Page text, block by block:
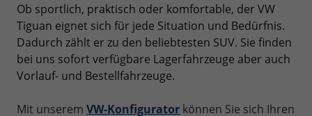
Ob sportlich, praktisch oder komfortable, der VW
Tiguan eignet sich für jede Situation und Bedürfnis.
Dadurch zählt er zu den beliebtesten SUV. Sie finden
bei uns sofort verfügbare Lagerfahrzeuge aber auch
Vorlauf- und Bestellfahrzeuge.
Mit unserem VW-Konfigurator können Sie sich Ihren